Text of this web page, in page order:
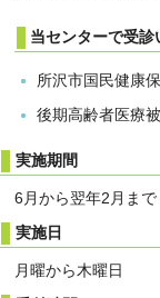
当センターで受診
所沢市国民健康
後期高齢者医療
実施期間
6月から翌年2月まで
実施日
月曜から木曜日